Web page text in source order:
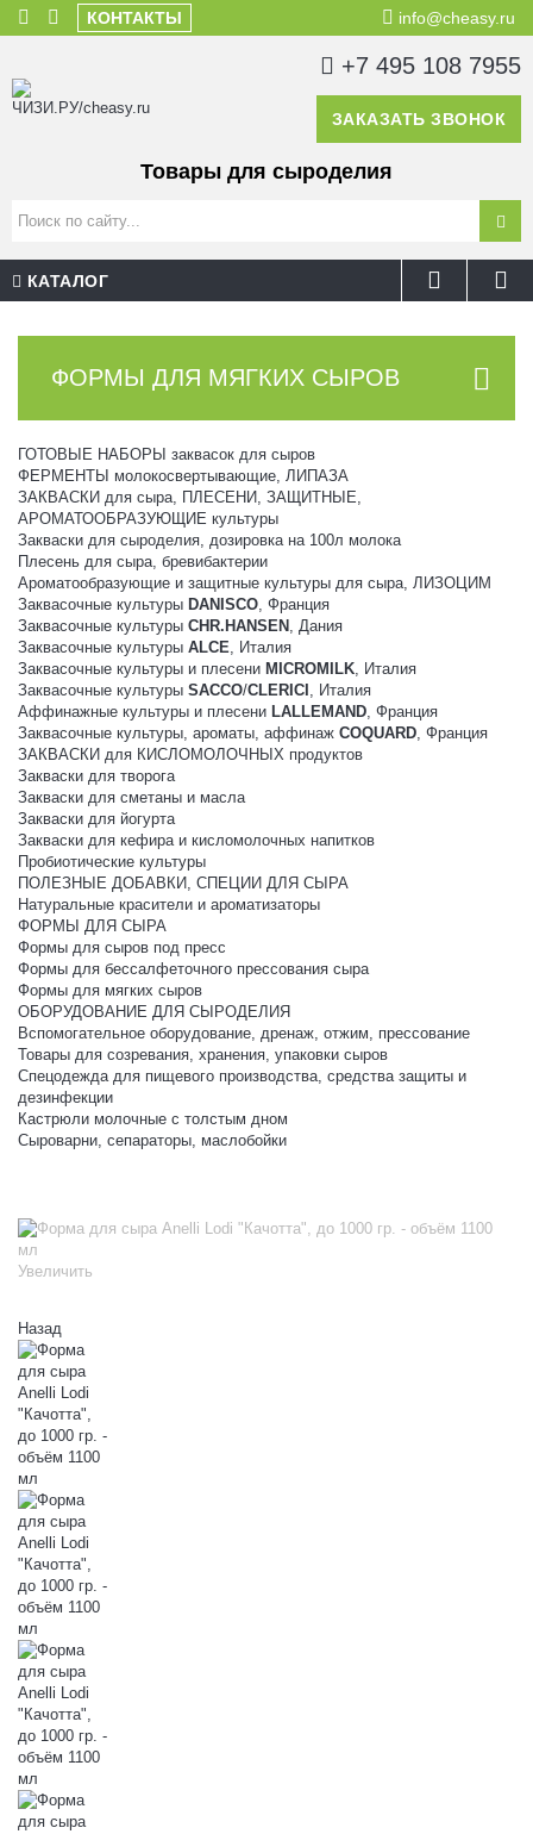
КОНТАКТЫ info@cheasy.ru
+7 495 108 7955
ЗАКАЗАТЬ ЗВОНОК
Товары для сыроделия
КАТАЛОГ
ФОРМЫ ДЛЯ МЯГКИХ СЫРОВ
ГОТОВЫЕ НАБОРЫ заквасок для сыров
ФЕРМЕНТЫ молокосвертывающие, ЛИПАЗА
ЗАКВАСКИ для сыра, ПЛЕСЕНИ, ЗАЩИТНЫЕ,
АРОМАТООБРАЗУЮЩИЕ культуры
Закваски для сыроделия, дозировка на 100л молока
Плесень для сыра, бревибактерии
Ароматообразующие и защитные культуры для сыра, ЛИЗОЦИМ
Заквасочные культуры DANISCO, Франция
Заквасочные культуры CHR.HANSEN , Дания
Заквасочные культуры ALCE, Италия
Заквасочные культуры и плесени MICROMILK, Италия
Заквасочные культуры SACCO/CLERICI , Италия
Аффинажные культуры и плесени LALLEMAND, Франция
Заквасочные культуры, ароматы, аффинаж COQUARD, Франция
ЗАКВАСКИ для КИСЛОМОЛОЧНЫХ продуктов
Закваски для творога
Закваски для сметаны и масла
Закваски для йогурта
Закваски для кефира и кисломолочных напитков
Пробиотические культуры
ПОЛЕЗНЫЕ ДОБАВКИ, СПЕЦИИ ДЛЯ СЫРА
Натуральные красители и ароматизаторы
ФОРМЫ ДЛЯ СЫРА
Формы для сыров под пресс
Формы для бессалфеточного прессования сыра
Формы для мягких сыров
ОБОРУДОВАНИЕ ДЛЯ СЫРОДЕЛИЯ
Вспомогательное оборудование, дренаж, отжим, прессование
Товары для созревания, хранения, упаковки сыров
Спецодежда для пищевого производства, средства защиты и
дезинфекции
Кастрюли молочные с толстым дном
Сыроварни, сепараторы, маслобойки
Увеличить
Назад